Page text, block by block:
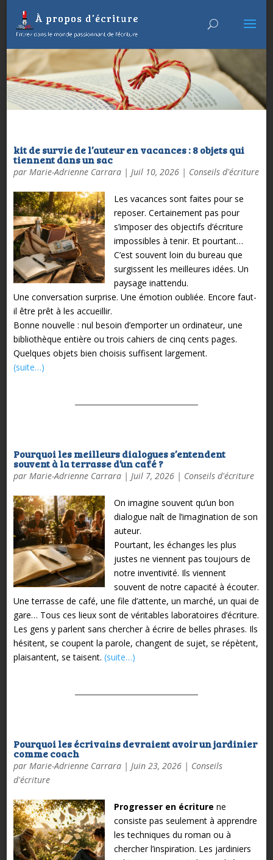
kit de survie de l’auteur en vacances : 8 objets qui
tiennent dans un sac
par Marie-Adrienne Carrara| Juil 10, 2026| Conseils d'écriture
Les vacances sont faites pour se
reposer. Certainement pas pour
s’imposer des objectifs d’écriture
impossibles à tenir. Et pourtant…
C’est souvent loin du bureau que
surgissent les meilleures idées. Un
paysage inattendu.
Une conversation surprise. Une émotion oubliée. Encore faut-
il être prêt à les accueillir.
Bonne nouvelle : nul besoin d’emporter un ordinateur, une
bibliothèque entière ou trois cahiers de cinq cents pages.
Quelques objets bien choisis suffisent largement.
(suite…)
Pourquoi les meilleurs dialogues s’entendent
souvent à la terrasse d’un café ?
par Marie-Adrienne Carrara| Juil 7, 2026| Conseils d'écriture
On imagine souvent qu’un bon
dialogue naît de l’imagination de son
auteur.
Pourtant, les échanges les plus
justes ne viennent pas toujours de
notre inventivité. Ils viennent
souvent de notre capacité à écouter.
Une terrasse de café, une file d’attente, un marché, un quai de
gare… Tous ces lieux sont de véritables laboratoires d’écriture.
Les gens y parlent sans chercher à écrire de belles phrases. Ils
hésitent, se coupent la parole, changent de sujet, se répètent,
plaisantent, se taisent. (suite…)
Pourquoi les écrivains devraient avoir un jardinier
comme coach
par Marie-Adrienne Carrara| Juin 23, 2026| Conseils
d'écriture
Progresser en écriture ne
consiste pas seulement à apprendre
les techniques du roman ou à
chercher l’inspiration. Les jardiniers